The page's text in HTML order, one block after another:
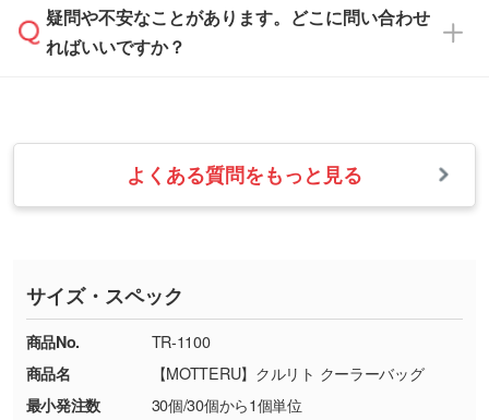
・フルカラーデータを1色に変換してほしい
・1色印刷でグラデーションや濃淡を表現した
い
す。→詳しく見る
・コーポレートカラーを使って印刷したい／印
刷色にこだわりがある
DIC・PANTONEなどのカラーチップの指定や、
っきりと目立たせたいときは濃い印刷色が、柔
らかい雰囲気にしたいときは淡い印刷色が映え
また、お選びいただいた印刷色が本体色に合わ
ない場合や仕上がりに影響しそうな場合は、ス
タッフから別の色をご案内することもございま
速やかに対応いたします。
お手数をお掛けいたしますが、至急担当スタッ
フまでご連絡ください。商品の状況を確認し、
・お届け時に商品が損傷・故障している場合
・ご注文と異なる商品が届いた場合
・印刷不良があった場合
※詳しくは「商品の良品基準について
ください。
【返品・交換ができない場合】
・お客様の元で商品を加工された場合、または
疑問や不安なことがあります。どこに問い合わせ
ればいいですか？
業日以内に担当スタッフよりメールにてご連絡
いたします。
お急ぎの場合はお電話でのご質問も受け付けて
TEL：0422-29-9911 営業時間10:00～
18:00(土日祝日除く)
お問い合わせフォームはこちら
よくある質問をもっと見る
サイズ・スペック
商品No.
TR-1100
商品名
【MOTTERU】クルリト クーラーバッグ
最小発注数
30個/30個から1個単位